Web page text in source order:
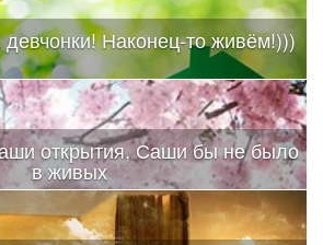
Наконец-то живём!)))
открытия, Саши бы не было
в живых